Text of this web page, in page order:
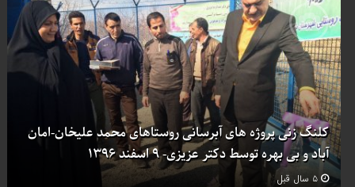
کلنگ زنی پروژه های آبرسانی روستاهای محمد علیخان-امان
آباد و بی بهره توسط دکتر عزیزی- ۹ اسفند ۱۳۹۶
۵ سال قبل